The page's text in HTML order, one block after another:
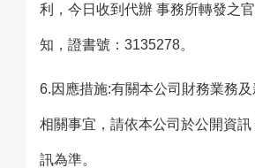
利，今日收到代辦 事務所轉發之
知，證書號：3135278。
6.因應措施:有關本公司財務業務
相關事宜，請依本公司於公開資
訊為準。